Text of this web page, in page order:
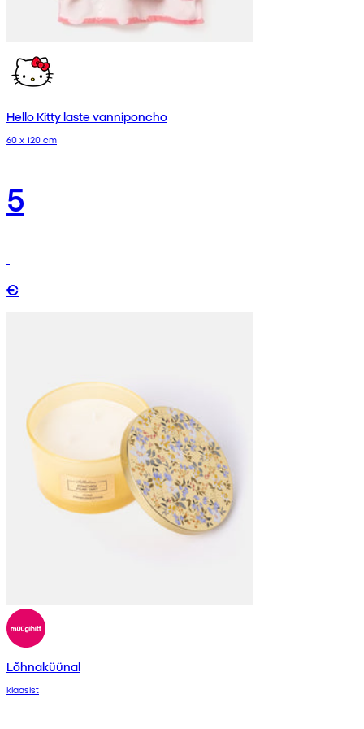
Hello Kitty laste vanniponcho
60 x 120 cm
5
€
Lõhnaküünal
klaasist